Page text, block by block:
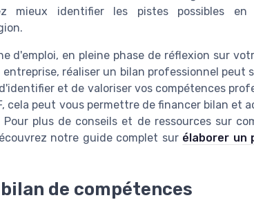
mieux identifier les pistes possibles en
d'emploi, en pleine phase de réflexion sur
réaliser un bilan professionnel peut
et de valoriser vos compétences
cela peut vous permettre de financer bilan et
Pour plus de conseils et de ressources sur
notre guide complet sur élaborer un
de compétences